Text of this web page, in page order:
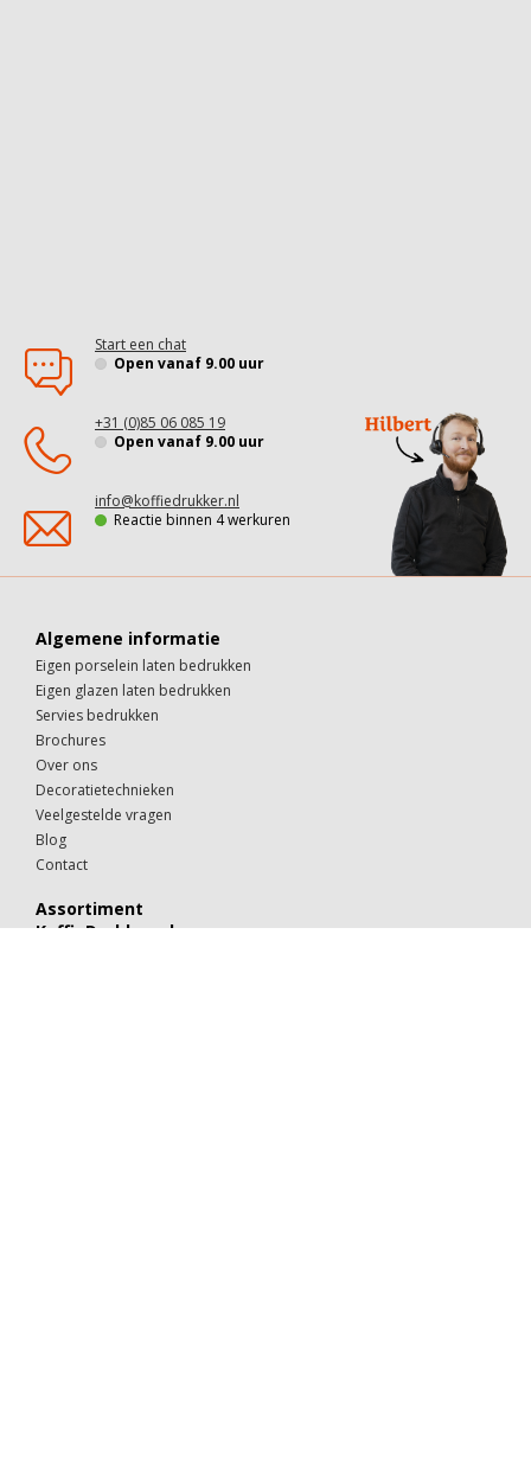
Start een chat
Open vanaf 9.00 uur
+31 (0)85 06 085 19
Open vanaf 9.00 uur
info@koffiedrukker.nl
Reactie binnen 4 werkuren
Algemene informatie
Eigen porselein laten bedrukken
Eigen glazen laten bedrukken
Servies bedrukken
Brochures
Over ons
Decoratietechnieken
Veelgestelde vragen
Blog
Contact
Assortiment
KoffieDrukker.nl